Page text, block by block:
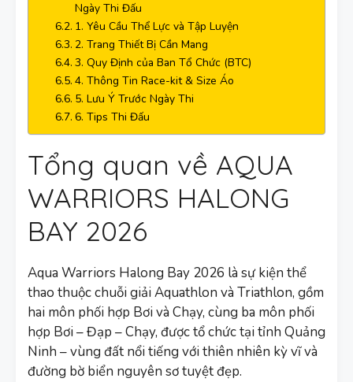
Ngày Thi Đấu
1. Yêu Cầu Thể Lực và Tập Luyện
2. Trang Thiết Bị Cần Mang
3. Quy Định của Ban Tổ Chức (BTC)
4. Thông Tin Race-kit & Size Áo
5. Lưu Ý Trước Ngày Thi
6. Tips Thi Đấu
Tổng quan về AQUA
WARRIORS HALONG
BAY 2026
Aqua Warriors Halong Bay 2026 là sự kiện thể
thao thuộc chuỗi giải Aquathlon và Triathlon, gồm
hai môn phối hợp Bơi và Chạy, cùng ba môn phối
hợp Bơi – Đạp – Chạy, được tổ chức tại tỉnh Quảng
Ninh – vùng đất nổi tiếng với thiên nhiên kỳ vĩ và
đường bờ biển nguyên sơ tuyệt đẹp.